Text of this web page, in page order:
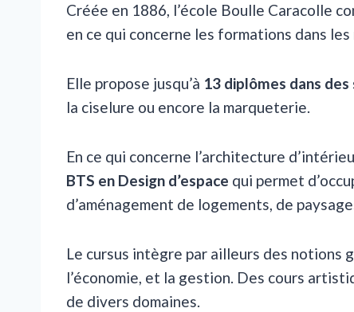
Créée en 1886, l’école Boulle Caracolle
en ce qui concerne les formations dans les
Elle propose jusqu’à 13 diplômes dans
la ciselure ou encore la marqueterie.
En ce qui concerne l’architecture
BTS en Design d’espace qui permet
d’aménagement de logements, de
Le cursus intègre par ailleurs des notions
l’économie, et la gestion. Des cours
de divers domaines.